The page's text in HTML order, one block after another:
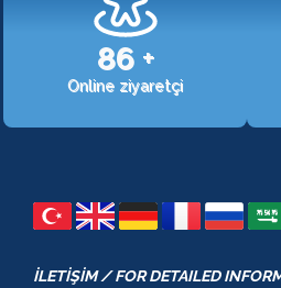
107 +
Online ziyaretçi
İLETİŞİM / FOR DETAILED